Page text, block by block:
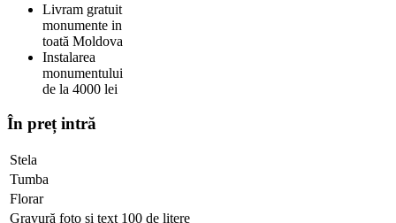
Livram gratuit
monumente in
toată Moldova
Instalarea
monumentului
de la 4000 lei
În preț intră
Stela
Tumba
Florar
Gravură foto și text 100 de litere